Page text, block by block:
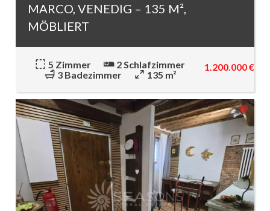
MARCO, VENEDIG – 135 M²,
MÖBLIERT
5 Zimmer
2 Schlafzimmer
3 Badezimmer
135 m²
1.200.000 €